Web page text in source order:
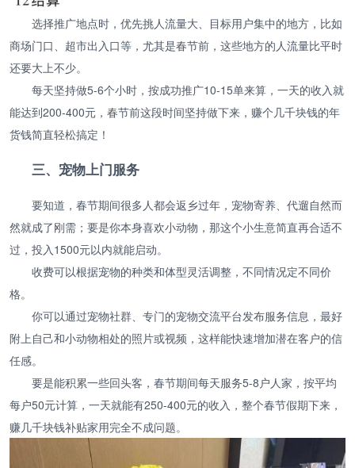
选择推广地点时，优先挑人流量大、目标用户集中的地方，比如
商场门口、超市出入口等，尤其是春节前，这些地方的人流量比平时
还要大上不少。
每天坚持做5-6个小时，按成功推广10-15单来算，一天的收入就
能达到200-400元，春节前这段时间坚持做下来，赚个几千块钱的年
货钱简直轻松搞定！
三、宠物上门服务
要知道，春节期间很多人都会返乡过年，宠物寄养、代遛自然而
然就成了刚需；要是你本身喜欢小动物，那这个小生意简直再合适不
过，投入1500元以内就能启动。
收费可以根据宠物的种类和体型灵活调整，不同情况定不同价
格。
你可以通过宠物社群、专门的宠物交流平台发布服务信息，最好
附上自己和小动物相处的照片或视频，这样能快速增加潜在客户的信
任感。
要是能积累一些回头客，春节期间每天服务5-8户人家，按平均
每户50元计算，一天就能有250-400元的收入，整个春节假期下来，
赚几千块钱补贴家用完全不成问题。